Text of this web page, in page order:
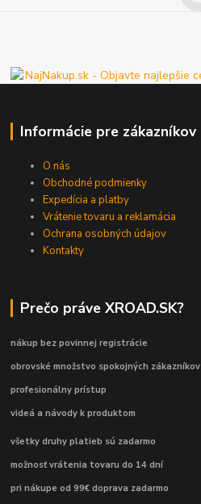
Informácie pre zákazníkov
O nás
Obchodné podmienky
Expedícia a platby
Vrátenie tovaru a reklamácia
Ochrana osobných údajov
Kontakty
Prečo práve XROAD.SK?
nákup bez povinnej registrácie
obrovské množstvo spokojných zákazníkov
profesionálny prístup
videá a návody k produktom
všetky druhy platieb sú zadarmo
možnosť vrátenia tovaru do 14 dní
pri nákupe od 99€ doprava zadarmo